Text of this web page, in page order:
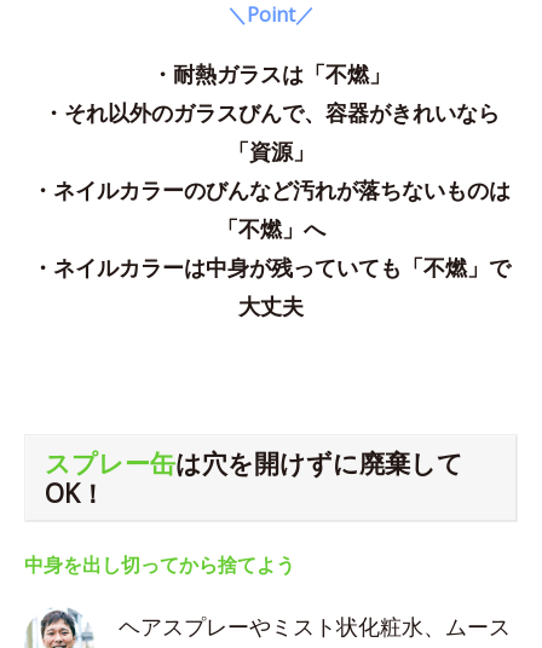
＼Point／
・耐熱ガラスは「不燃」
・それ以外のガラスびんで、容器がきれいなら
「資源」
・ネイルカラーのびんなど汚れが落ちないものは
「不燃」へ
・ネイルカラーは中身が残っていても「不燃」で
大丈夫
スプレー缶は穴を開けずに廃棄して
OK！
中身を出し切ってから捨てよう
ヘアスプレーやミスト状化粧水、ムース